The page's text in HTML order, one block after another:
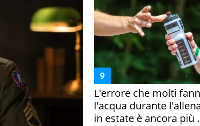
L'errore che molti
l'acqua durante
in estate è ancora più